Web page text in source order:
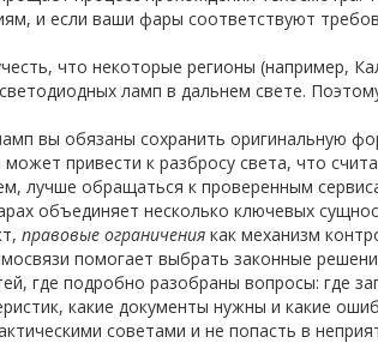
и если ваши фары соответствуют
что некоторые регионы (например,
ламп в дальнем свете.
вы обязаны сохранить оригинальную
может привести к разбросу света, что
лучше обращаться к проверенным
объединяет несколько ключевых
правовые ограничения как механизм
помогает выбрать законные
где подробно разобраны вопросы: где
какие документы нужны и какие
советами и не попасть в